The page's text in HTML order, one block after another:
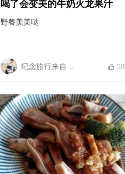
喝了会变美的牛奶火龙果汁
野餐美美哒
纪念旅行来自新浪微博 59